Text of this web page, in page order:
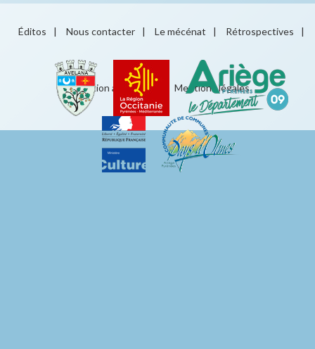
Éditos | Nous contacter | Le mécénat | Rétrospectives |
Éducation artistique Mentions légales